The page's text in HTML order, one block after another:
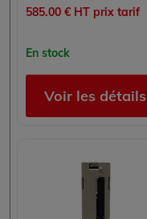
585.00 € HT prix tarif
En stock
Voir les détails